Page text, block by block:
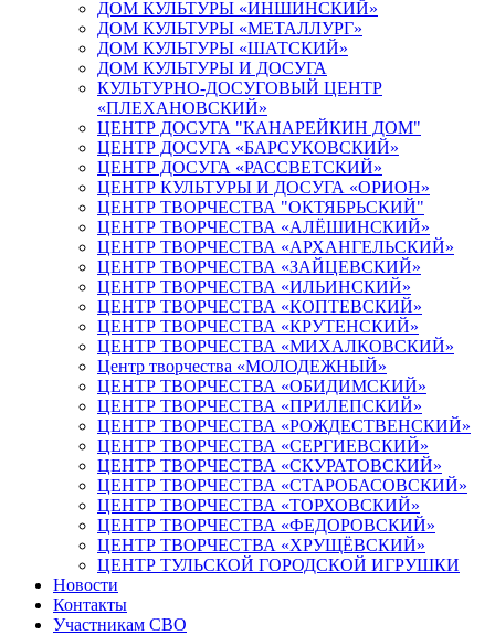
ДОМ КУЛЬТУРЫ «ИНШИНСКИЙ»
ДОМ КУЛЬТУРЫ «МЕТАЛЛУРГ»
ДОМ КУЛЬТУРЫ «ШАТСКИЙ»
ДОМ КУЛЬТУРЫ И ДОСУГА
КУЛЬТУРНО-ДОСУГОВЫЙ ЦЕНТР
«ПЛЕХАНОВСКИЙ»
ЦЕНТР ДОСУГА "КАНАРЕЙКИН ДОМ"
ЦЕНТР ДОСУГА «БАРСУКОВСКИЙ»
ЦЕНТР ДОСУГА «РАССВЕТСКИЙ»
ЦЕНТР КУЛЬТУРЫ И ДОСУГА «ОРИОН»
ЦЕНТР ТВОРЧЕСТВА "ОКТЯБРЬСКИЙ"
ЦЕНТР ТВОРЧЕСТВА «АЛЁШИНСКИЙ»
ЦЕНТР ТВОРЧЕСТВА «АРХАНГЕЛЬСКИЙ»
ЦЕНТР ТВОРЧЕСТВА «ЗАЙЦЕВСКИЙ»
ЦЕНТР ТВОРЧЕСТВА «ИЛЬИНСКИЙ»
ЦЕНТР ТВОРЧЕСТВА «КОПТЕВСКИЙ»
ЦЕНТР ТВОРЧЕСТВА «КРУТЕНСКИЙ»
ЦЕНТР ТВОРЧЕСТВА «МИХАЛКОВСКИЙ»
Центр творчества «МОЛОДЕЖНЫЙ»
ЦЕНТР ТВОРЧЕСТВА «ОБИДИМСКИЙ»
ЦЕНТР ТВОРЧЕСТВА «ПРИЛЕПСКИЙ»
ЦЕНТР ТВОРЧЕСТВА «РОЖДЕСТВЕНСКИЙ»
ЦЕНТР ТВОРЧЕСТВА «СЕРГИЕВСКИЙ»
ЦЕНТР ТВОРЧЕСТВА «СКУРАТОВСКИЙ»
ЦЕНТР ТВОРЧЕСТВА «СТАРОБАСОВСКИЙ»
ЦЕНТР ТВОРЧЕСТВА «ТОРХОВСКИЙ»
ЦЕНТР ТВОРЧЕСТВА «ФЕДОРОВСКИЙ»
ЦЕНТР ТВОРЧЕСТВА «ХРУЩЁВСКИЙ»
ЦЕНТР ТУЛЬСКОЙ ГОРОДСКОЙ ИГРУШКИ
Новости
Контакты
Участникам СВО